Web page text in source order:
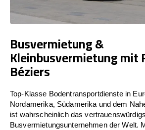
Busvermietung &
Kleinbusvermietung mit
Béziers
Top-Klasse Bodentransportdienste in
Nordamerika, Südamerika und dem
ist wahrscheinlich das
Busvermietungsunternehmen der Welt.